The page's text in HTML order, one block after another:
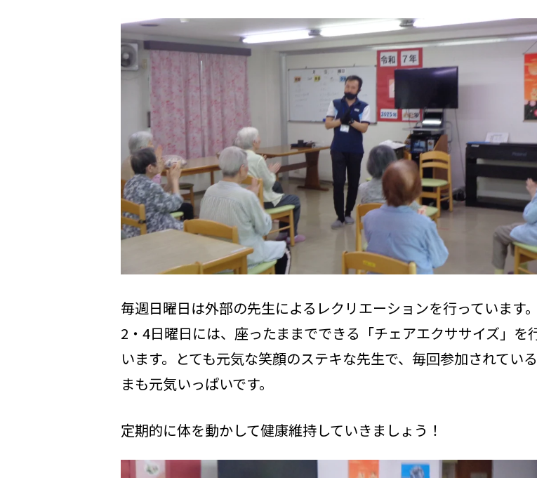
毎週日曜日は外部の先生によるレクリエーションを行っています
2・4日曜日には、座ったままでできる「チェアエクササイズ」を
います。とても元気な笑顔のステキな先生で、毎回参加されてい
まも元気いっぱいです。
定期的に体を動かして健康維持していきましょう！